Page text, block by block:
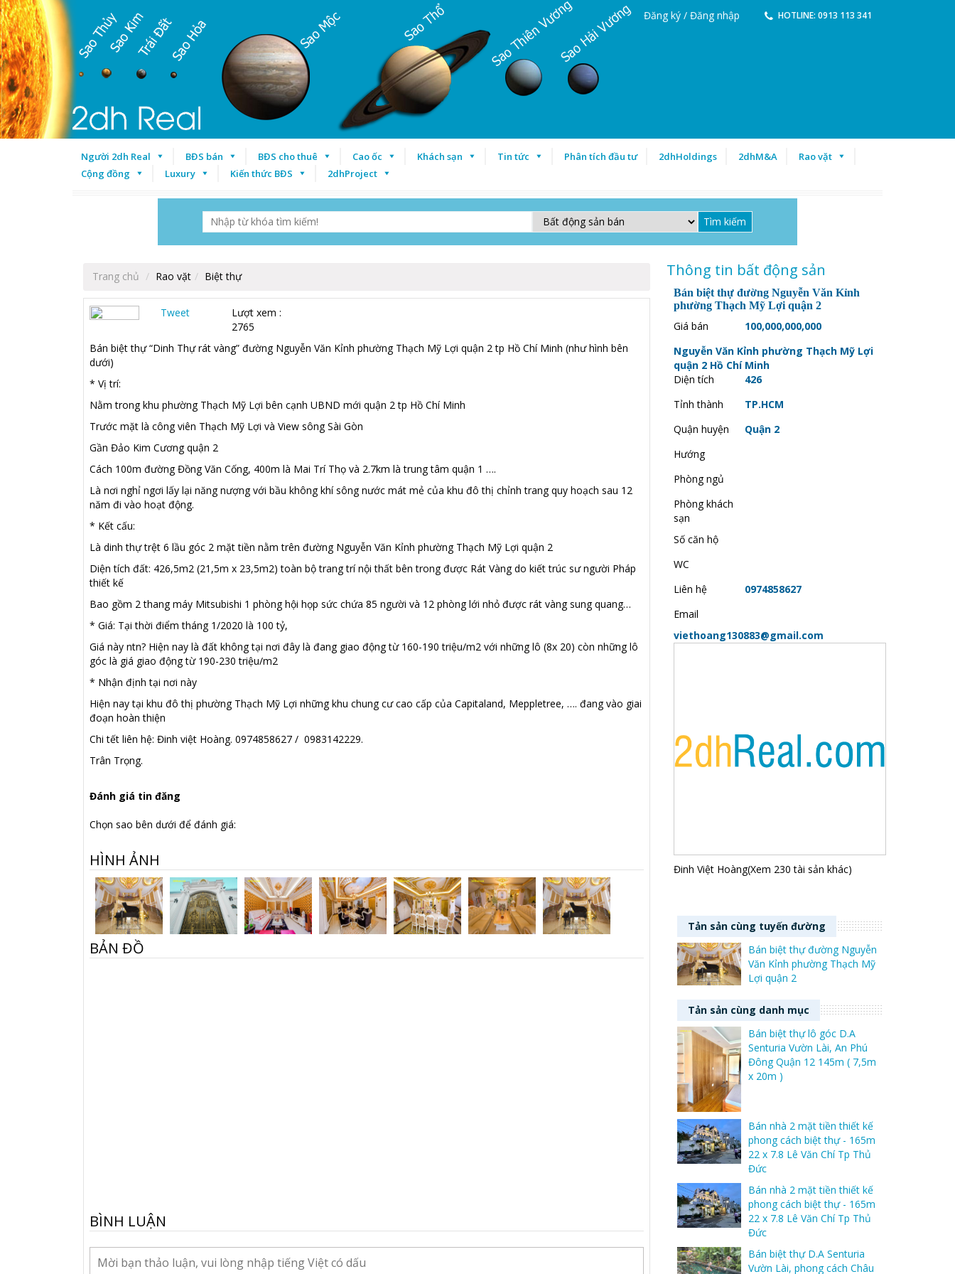
HOTLINE: 0913 113 341
Đăng ký / Đăng nhập
Người 2dh Real BĐS bán BĐS cho thuê Cao ốc Khách sạn Tin tức Phân tích đầu tư 2dhHoldings 2dhM&A
Rao vặt
Cộng đồng
Luxury Kiến thức BĐS 2dhProject
Trang chủ Rao vặt Biệt thự
Tweet
Lượt xem :
2765
Bán biệt thự “Dinh Thự rát vàng” đường Nguyễn Văn Kỉnh phường Thạch Mỹ Lợi quận 2 tp Hồ Chí Minh (như hình bên
dưới)
* Vị trí:
Nằm trong khu phường Thạch Mỹ Lợi bên cạnh UBND mới quận 2 tp Hồ Chí Minh
Trước mặt là công viên Thạch Mỹ Lợi và View sông Sài Gòn
Gần Đảo Kim Cương quận 2
Cách 100m đường Đồng Văn Cống, 400m là Mai Trí Thọ và 2.7km là trung tâm quận 1 ….
Là nơi nghỉ ngơi lấy lại năng nượng với bầu không khí sông nước mát mẻ của khu đô thị chỉnh trang quy hoạch sau 12
năm đi vào hoạt động.
* Kết cấu:
Là dinh thự trệt 6 lầu góc 2 mặt tiền nằm trên đường Nguyễn Văn Kỉnh phường Thạch Mỹ Lợi quận 2
Diện tích đất: 426,5m2 (21,5m x 23,5m2) toàn bộ trang trí nội thất bên trong được Rát Vàng do kiết trúc sư người Pháp
thiết kế
Bao gồm 2 thang máy Mitsubishi 1 phòng hội họp sức chứa 85 người và 12 phòng lới nhỏ được rát vàng sung quang…
* Giá: Tại thời điểm tháng 1/2020 là 100 tỷ,
Giá này ntn? Hiện nay là đất không tại nơi đây là đang giao động từ 160-190 triệu/m2 với những lô (8x 20) còn những lô
góc là giá giao động từ 190-230 triệu/m2
* Nhận định tại nơi này
Hiện nay tại khu đô thị phường Thạch Mỹ Lợi những khu chung cư cao cấp của Capitaland, Meppletree, …. đang vào giai
đoạn hoàn thiện
Chi tết liên hệ: Đinh việt Hoàng. 0974858627 / 0983142229.
Trân Trọng.
Đánh giá tin đăng
Chọn sao bên dưới để đánh giá:
HÌNH ẢNH
BẢN ĐỒ
BÌNH LUẬN
Thông tin bất động sản
Bán biệt thự đường Nguyễn Văn Kỉnh
phường Thạch Mỹ Lợi quận 2
Giá bán
100,000,000,000
Nguyễn Văn Kỉnh phường Thạch Mỹ Lợi
quận 2 Hồ Chí Minh
Diện tích
426
Tỉnh thành
TP.HCM
Quận huyện
Quận 2
Hướng
Phòng ngủ
Phòng khách
sạn
Số căn hộ
WC
Liên hệ
0974858627
Email
viethoang130883@gmail.com
Đinh Việt Hoàng(Xem 230 tài sản khác)
Tản sản cùng tuyến đường
Bán biệt thự đường Nguyễn
Văn Kỉnh phường Thạch Mỹ
Lợi quận 2
Tản sản cùng danh mục
Bán biệt thự lô góc D.A
Senturia Vườn Lài, An Phú
Đông Quận 12 145m ( 7,5m
x 20m )
Bán nhà 2 mặt tiền thiết kế
phong cách biệt thự - 165m
22 x 7.8 Lê Văn Chí Tp Thủ
Đức
Bán nhà 2 mặt tiền thiết kế
phong cách biệt thự - 165m
22 x 7.8 Lê Văn Chí Tp Thủ
Đức
Bán biệt thự D.A Senturia
Vườn Lài, phong cách Châu